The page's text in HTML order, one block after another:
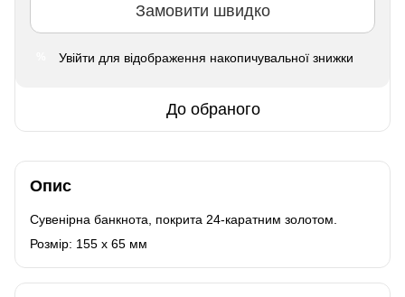
Замовити швидко
Увійти для відображення накопичувальної знижки
До обраного
Опис
Сувенірна банкнота, покрита 24-каратним золотом.
Розмір: 155 x 65 мм